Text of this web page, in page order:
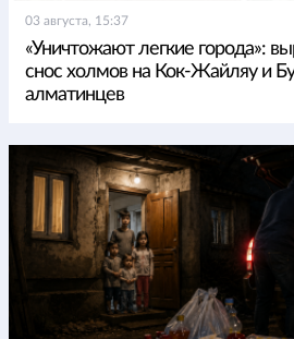
03 августа, 15:37
«Уничтожают легкие города»:
снос холмов на Кок-Жайляу и
алматинцев